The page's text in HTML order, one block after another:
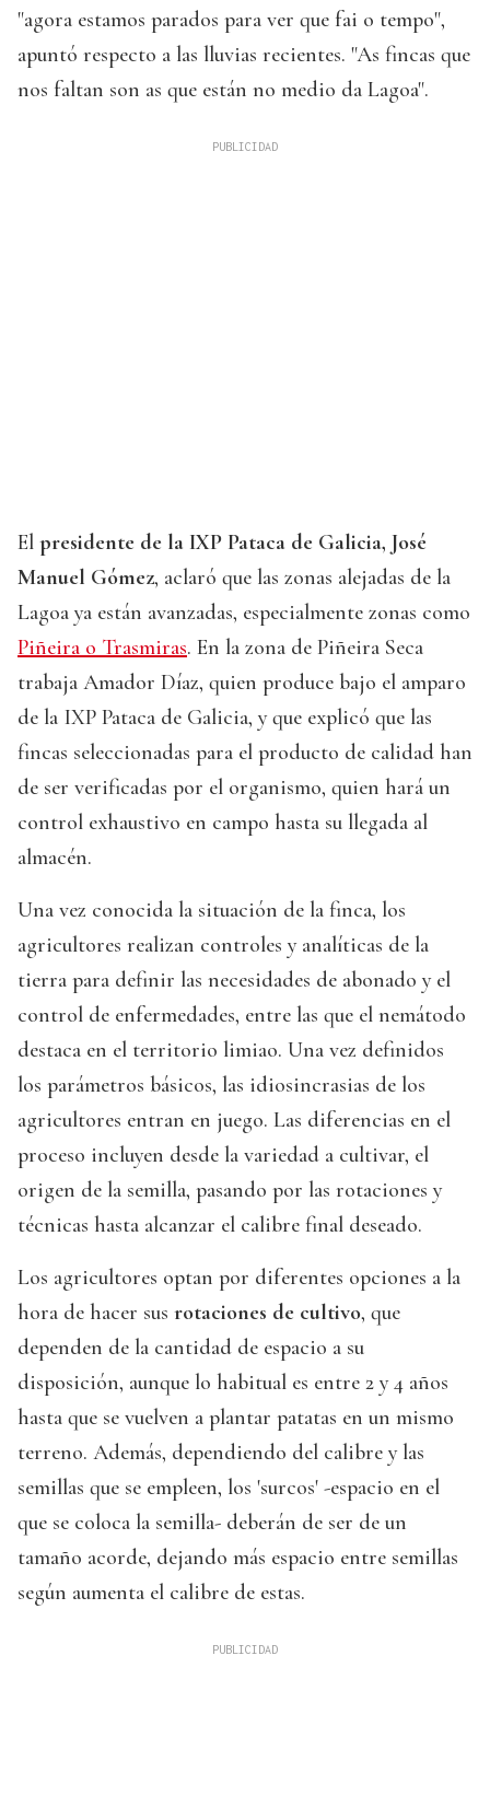
"agora estamos parados para ver que fai o tempo",
apuntó respecto a las lluvias recientes. "As fincas que
nos faltan son as que están no medio da Lagoa".
El presidente de la IXP Pataca de Galicia, José
Manuel Gómez, aclaró que las zonas alejadas de la
Lagoa ya están avanzadas, especialmente zonas como
Piñeira o Trasmiras. En la zona de Piñeira Seca
trabaja Amador Díaz, quien produce bajo el amparo
de la IXP Pataca de Galicia, y que explicó que las
fincas seleccionadas para el producto de calidad han
de ser verificadas por el organismo, quien hará un
control exhaustivo en campo hasta su llegada al
almacén.
Una vez conocida la situación de la finca, los
agricultores realizan controles y analíticas de la
tierra para definir las necesidades de abonado y el
control de enfermedades, entre las que el nemátodo
destaca en el territorio limiao. Una vez definidos
los parámetros básicos, las idiosincrasias de los
agricultores entran en juego. Las diferencias en el
proceso incluyen desde la variedad a cultivar, el
origen de la semilla, pasando por las rotaciones y
técnicas hasta alcanzar el calibre final deseado.
Los agricultores optan por diferentes opciones a la
hora de hacer sus rotaciones de cultivo, que
dependen de la cantidad de espacio a su
disposición, aunque lo habitual es entre 2 y 4 años
hasta que se vuelven a plantar patatas en un mismo
terreno. Además, dependiendo del calibre y las
semillas que se empleen, los 'surcos' -espacio en el
que se coloca la semilla- deberán de ser de un
tamaño acorde, dejando más espacio entre semillas
según aumenta el calibre de estas.